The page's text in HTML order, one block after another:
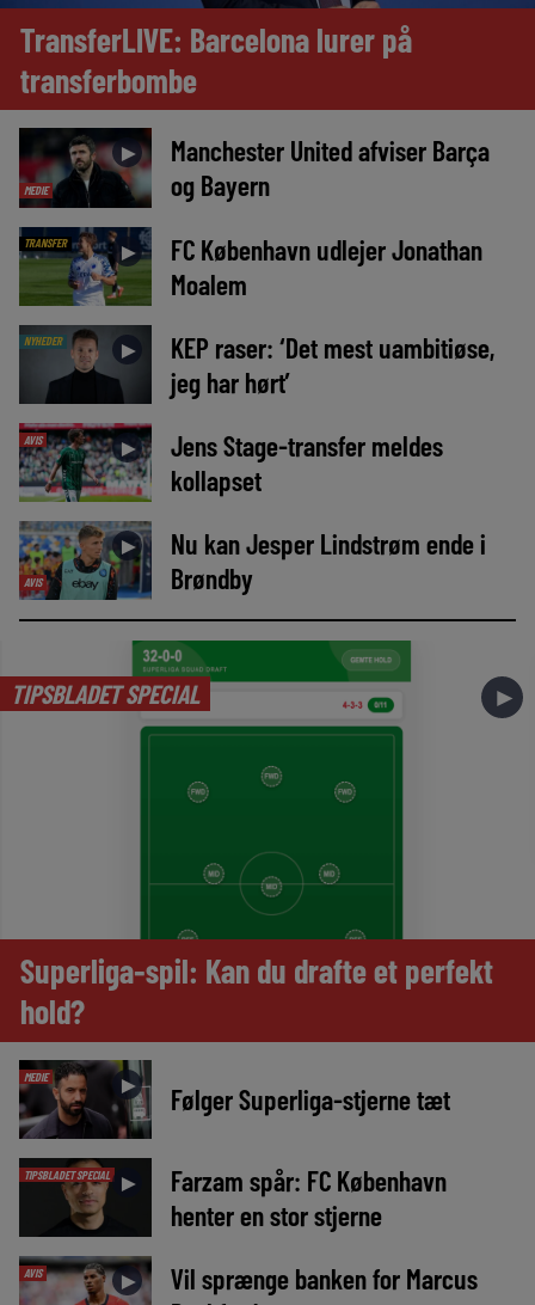
TransferLIVE: Barcelona lurer på
transferbombe
MEDIE
►
Manchester United afviser Barça
og Bayern
TRANSFER ►
FC København udlejer Jonathan
Moalem
NYHEDER ►
KEP raser: ‘Det mest uambitiøse,
jeg har hørt’
AVIS ►
Jens Stage-transfer meldes
kollapset
AVIS
►
Nu kan Jesper Lindstrøm ende i
Brøndby
TIPSBLADET SPECIAL ►
Superliga-spil: Kan du drafte et perfekt
hold?
MEDIE ► Følger Superliga-stjerne tæt
TIPSBLADET SPECIAL ►
Farzam spår: FC København
henter en stor stjerne
AVIS ►
Vil sprænge banken for Marcus